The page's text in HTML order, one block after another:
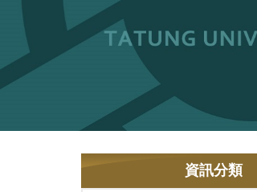
資訊分類